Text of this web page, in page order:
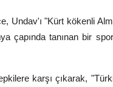
Undav'ı "Kürt kökenli
çapında tanınan bir
karşı çıkarak,